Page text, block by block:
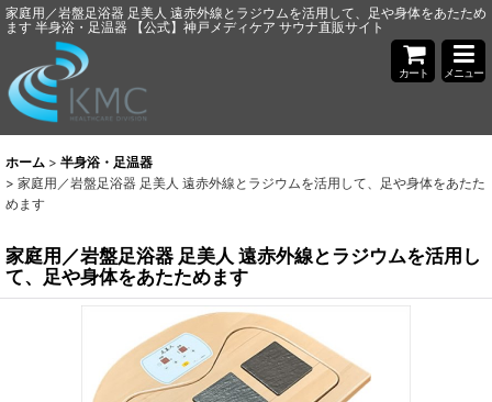
家庭用／岩盤足浴器 足美人 遠赤外線とラジウムを活用して、足や身体をあたため
ます 半身浴・足温器 【公式】神戸メディケア サウナ直販サイト
カート メニュー
ホーム > 半身浴・足温器
> 家庭用／岩盤足浴器 足美人 遠赤外線とラジウムを活用して、足や身体をあたた
めます
家庭用／岩盤足浴器 足美人 遠赤外線とラジウムを活用し
て、足や身体をあたためます